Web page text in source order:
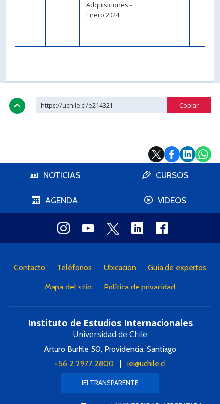
Adquisiciones -
Enero 2024
https://uchile.cl/e214321
NOTICIAS
AGENDA
CURSOS
VIDEOS
Contacto Teléfonos Ubicación Guía de expertos
Mapa del sitio Política de privacidad
Instituto de Estudios Internacionales
Universidad de Chile
Arturo Burhle 50, Providencia, Santiago
+56 2 2977 2800| iei@uchile.cl
IEI TRANSPARENTE